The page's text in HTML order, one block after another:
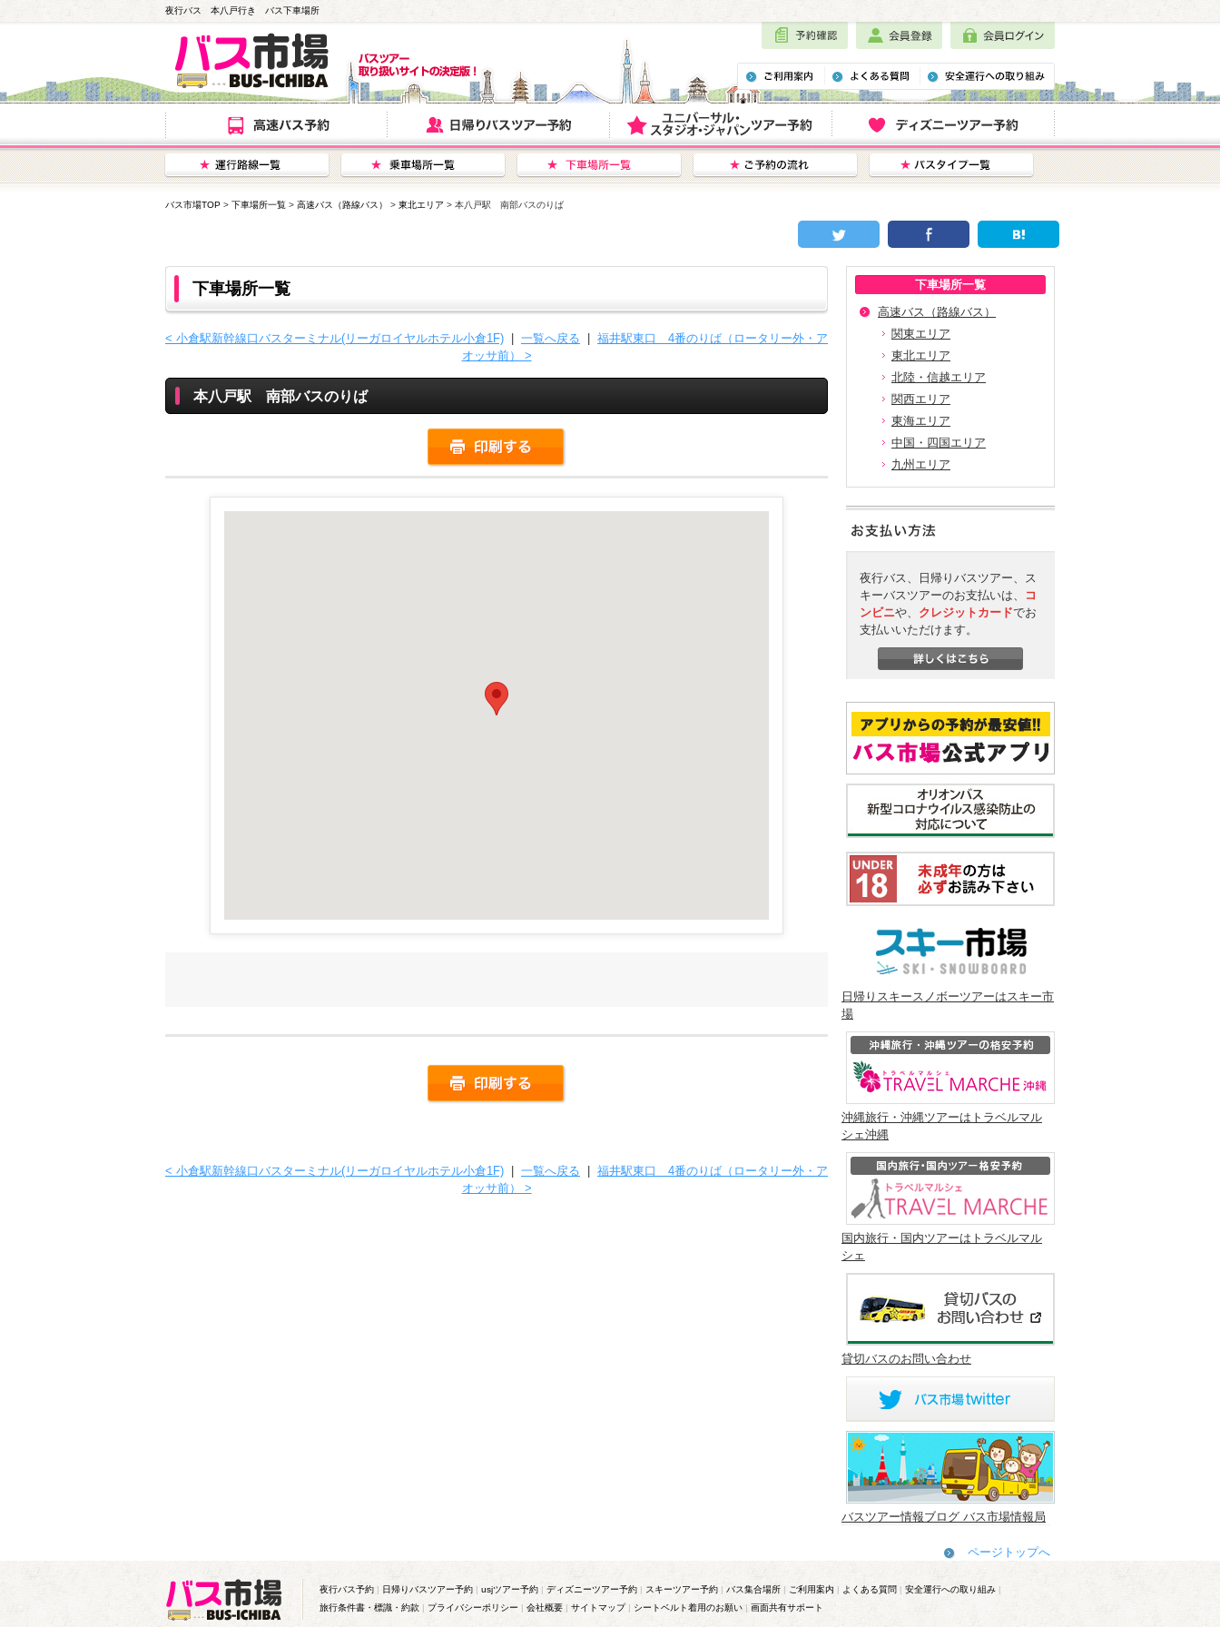
夜行バス 本八戸行き バス下車場所
バス市場TOP > 下車場所一覧 > 高速バス（路線バス） > 東北エリア > 本八戸駅 南部バスのりば
下車場所一覧
高速バス（路線バス）
関東エリア
東北エリア
北陸・信越エリア
関西エリア
東海エリア
中国・四国エリア
九州エリア
夜行バス、日帰りバスツアー、ス
キーバスツアーのお支払いは、
コ
ンビニや、 クレジットカードでお
支払いいただけます。
日帰りスキースノボーツアーはスキー市
場
沖縄旅行・沖縄ツアーはトラベルマル
シェ沖縄
国内旅行・国内ツアーはトラベルマル
シェ
貸切バスのお問い合わせ
バスツアー情報ブログ バス市場情報局
下車場所一覧
< 小倉駅新幹線口バスターミナル(リーガロイヤルホテル小倉1F) 一覧へ戻る
福井駅東口 4番のりば（ロータリー外・ア
オッサ前） >
本八戸駅 南部バスのりば
< 小倉駅新幹線口バスターミナル(リーガロイヤルホテル小倉1F) 一覧へ戻る
福井駅東口 4番のりば（ロータリー外・ア
オッサ前） >
ページトップへ
夜行バス予約 | 日帰りバスツアー予約 | usjツアー予約 | ディズニーツアー予約 | スキーツアー予約 | バス集合場所 | ご利用案内 | よくある質問 | 安全運行への取り組み |
旅行条件書・標識・約款 | プライバシーポリシー | 会社概要 | サイトマップ| シートベルト着用のお願い | 画面共有サポート